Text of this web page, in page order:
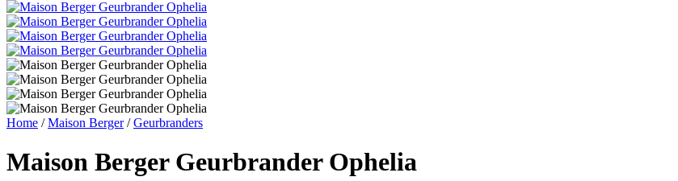
Home / Maison Berger / Geurbranders
Maison Berger Geurbrander Ophelia